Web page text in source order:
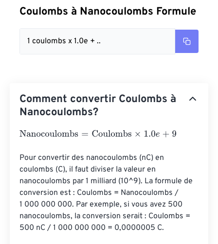
Coulombs à Nanocoulombs Formule
1 coulombs x 1.0e + ..
Comment convertir Coulombs à
Nanocoulombs?
Nanocoulombs=Coulombs×1.0e+ 9
Pour convertir des nanocoulombs (nC) en
coulombs (C), il faut diviser la valeur en
nanocoulombs par 1 milliard (10^9). La formule de
conversion est : Coulombs = Nanocoulombs /
1 000 000 000. Par exemple, si vous avez 500
nanocoulombs, la conversion serait : Coulombs =
500 nC / 1 000 000 000 = 0,0000005 C.